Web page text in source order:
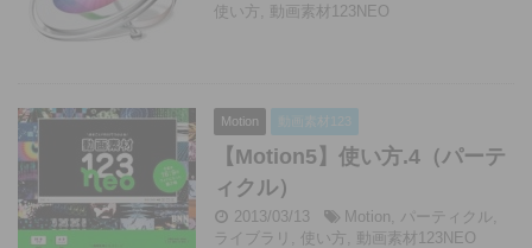
使い方, 動画素材123NEO
Motion
【Motion5】使い方.4（パーテ
ィクル）
2013/03/13 Motion, パーティクル,
ライブラリ , 使い方, 動画素材123NEO